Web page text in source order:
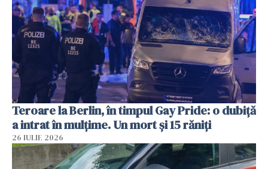
Teroare la Berlin, în timpul Gay Pride: o dubiță
a intrat în mulțime. Un mort și 15 răniți
26 IULIE 2026